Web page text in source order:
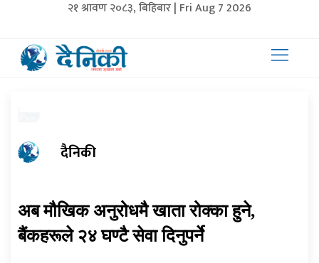
२१ श्रावण २०८३, बिहिबार | Fri Aug 7 2026
दैनिकी
अब मौखिक अनुरोधमै खाता रोक्का हुने,
बैंकहरूले २४ घण्टै सेवा दिनुपर्ने